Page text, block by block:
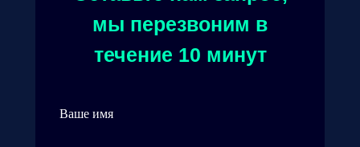
мы перезвоним в
течение 10 минут
Ваше имя